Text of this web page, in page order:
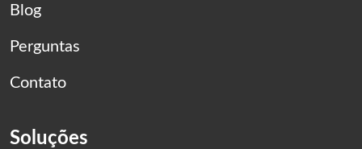
Blog
Perguntas
Contato
Soluções